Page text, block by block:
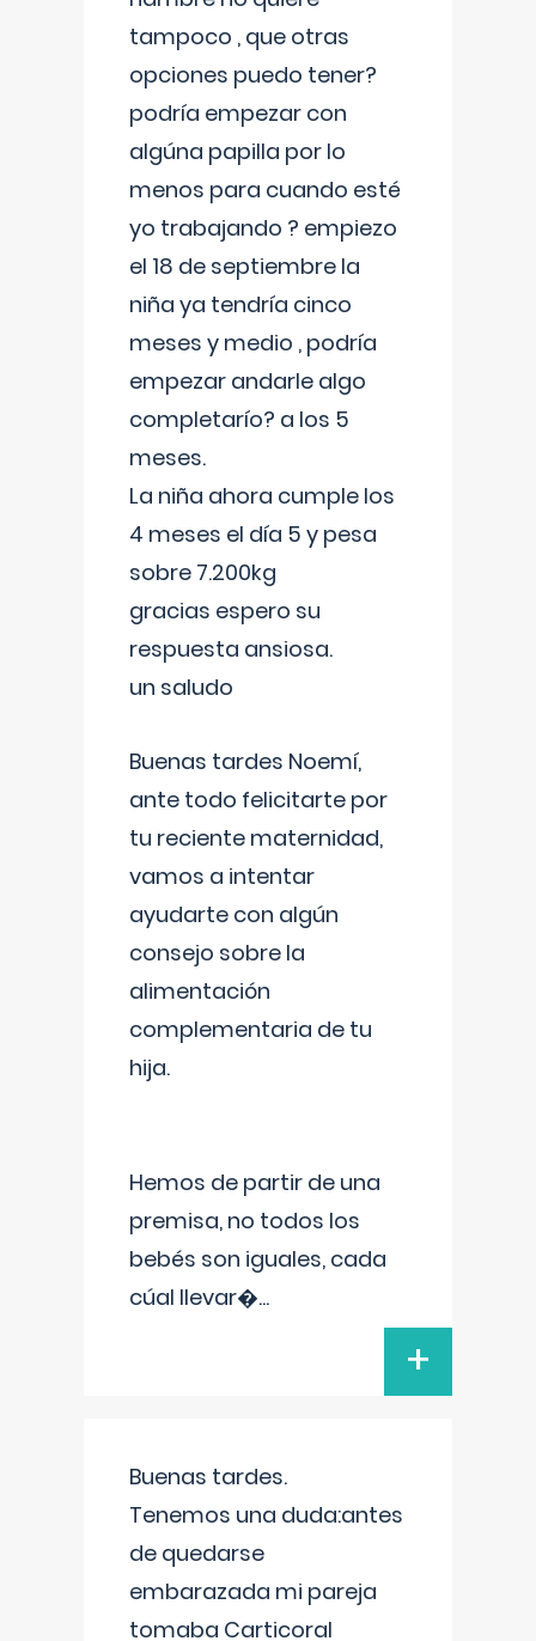
tampoco , que otras
opciones puedo tener?
podría empezar con
algúna papilla por lo
menos para cuando esté
yo trabajando ? empiezo
el 18 de septiembre la
niña ya tendría cinco
meses y medio , podría
empezar andarle algo
completarío? a los 5
meses.
La niña ahora cumple los
4 meses el día 5 y pesa
sobre 7.200kg
gracias espero su
respuesta ansiosa.
un saludo
Buenas tardes Noemí,
ante todo felicitarte por
tu reciente maternidad,
vamos a intentar
ayudarte con algún
consejo sobre la
alimentación
complementaria de tu
hija.
Hemos de partir de una
premisa, no todos los
bebés son iguales, cada
cúal llevar�...
+
Buenas tardes.
Tenemos una duda:antes
de quedarse
embarazada mi pareja
tomaba Carticoral